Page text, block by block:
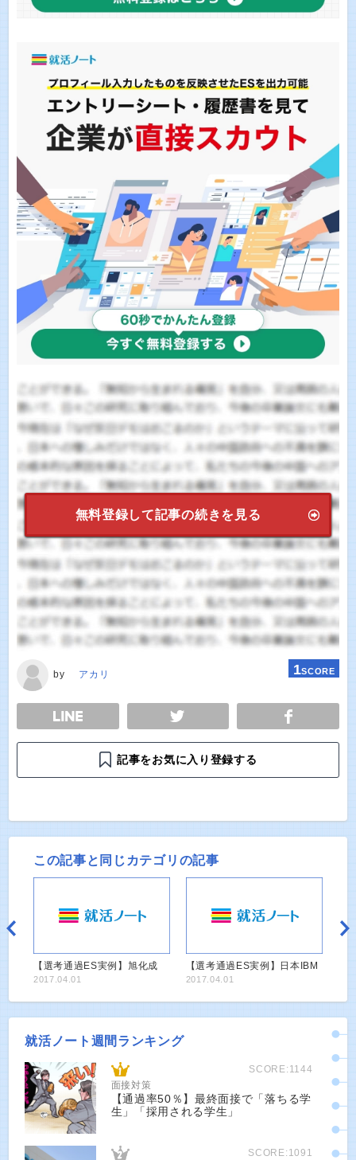
無料登録して記事の続きを見る
by アカリ 1SCORE
TWEET
記事をお気に入り登録する
この記事と同じカテゴリの記事
【選考通過ES実例】旭化成
2017.04.01
【選考通過ES実例】日本IBM
2017.04.01
就活ノート週間ランキング
SCORE:1144
面接対策
【通過率50％】最終面接で「落ちる学
生」「採用される学生」
SCORE:1091